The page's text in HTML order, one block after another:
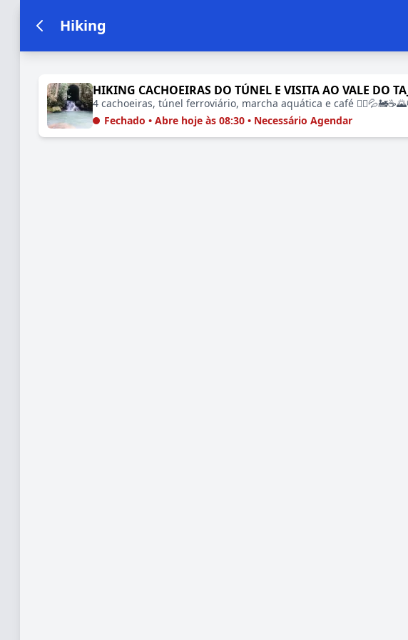
Hiking
Estabelecimentos em Hiking
4 cachoeiras, túnel ferroviário, marcha aquática e café
Fechado • Abre hoje às 08:30 • Necessário Agendar